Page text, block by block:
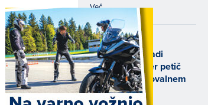
Več
2. 8. 2026 |
Na Veliki nagradi
Flandrije Gajser petič
letos na zmagovalnem
odru